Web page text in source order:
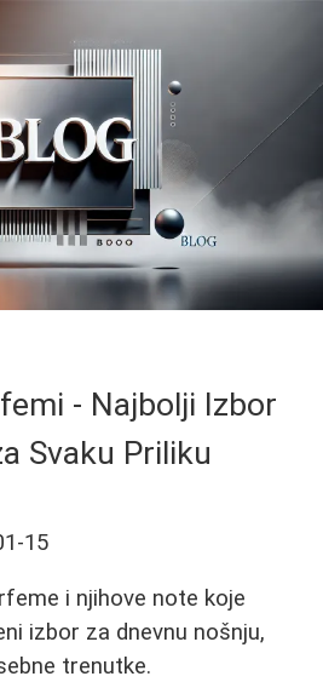
- Najbolji Izbor
Svaku Priliku
15
i njihove note koje
izbor za dnevnu nošnju,
trenutke.